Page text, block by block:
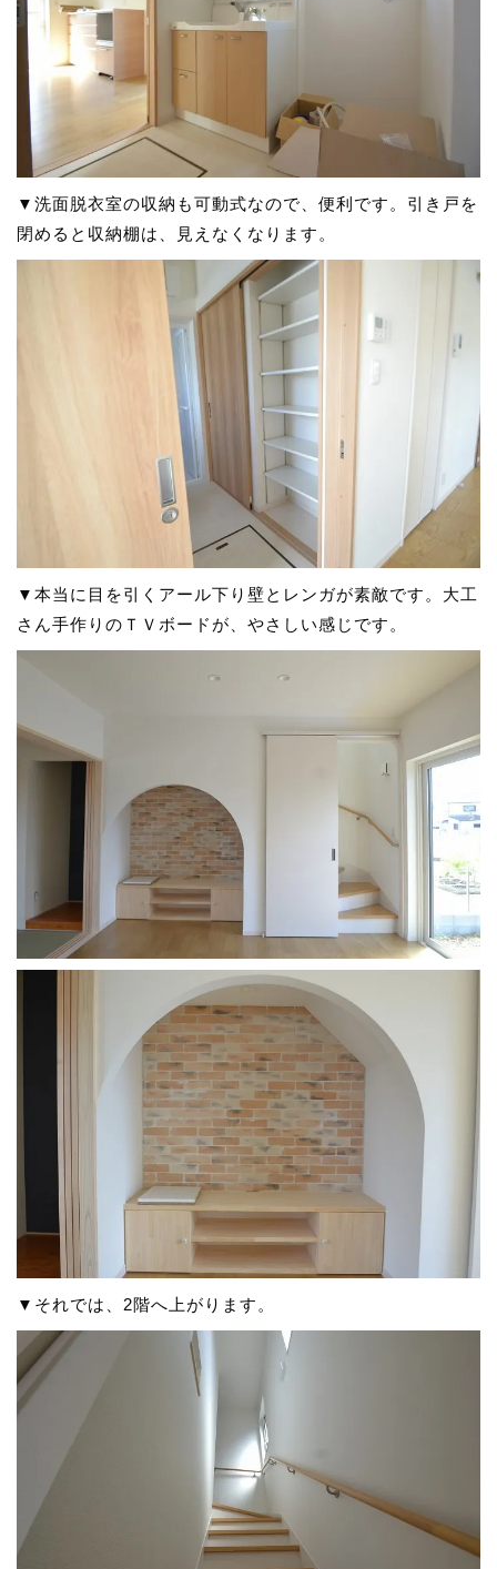
▼洗面脱衣室の収納も可動式なので、便利です。引き戸を
閉めると収納棚は、見えなくなります。
▼本当に目を引くアール下り壁とレンガが素敵です。大工
さん手作りのＴＶボードが、やさしい感じです。
▼それでは、2階へ上がります。